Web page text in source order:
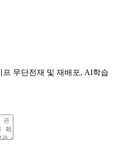
무단전재 및 재배포, AI학습